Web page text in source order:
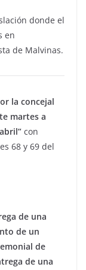
donde el
en
de Malvinas.
la concejal
martes a
con
68 y 69 del
de una
de un
de
de una